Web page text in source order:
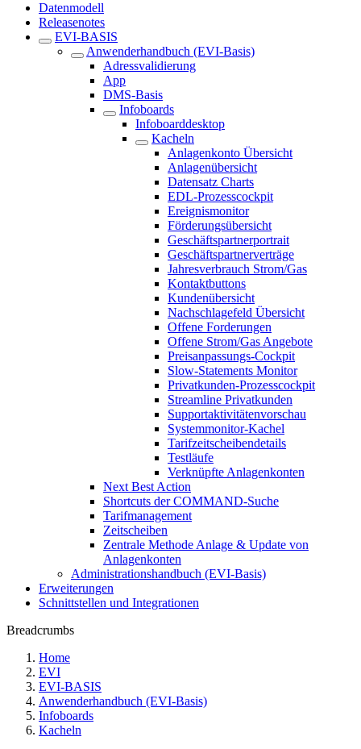
Datenmodell
Releasenotes
EVI-BASIS
Anwenderhandbuch (EVI-Basis)
Adressvalidierung
App
DMS-Basis
Infoboards
Infoboarddesktop
Kacheln
Anlagenkonto Übersicht
Anlagenübersicht
Datensatz Charts
EDL-Prozesscockpit
Ereignismonitor
Förderungsübersicht
Geschäftspartnerportrait
Geschäftspartnerverträge
Jahresverbrauch Strom/Gas
Kontaktbuttons
Kundenübersicht
Nachschlagefeld Übersicht
Offene Forderungen
Offene Strom/Gas Angebote
Preisanpassungs-Cockpit
Slow-Statements Monitor
Privatkunden-Prozesscockpit
Streamline Privatkunden
Supportaktivitätenvorschau
Systemmonitor-Kachel
Tarifzeitscheibendetails
Testläufe
Verknüpfte Anlagenkonten
Next Best Action
Shortcuts der COMMAND-Suche
Tarifmanagement
Zeitscheiben
Zentrale Methode Anlage & Update von
Anlagenkonten
Administrationshandbuch (EVI-Basis)
Erweiterungen
Schnittstellen und Integrationen
Breadcrumbs
Home
EVI
EVI-BASIS
Anwenderhandbuch (EVI-Basis)
Infoboards
Kacheln